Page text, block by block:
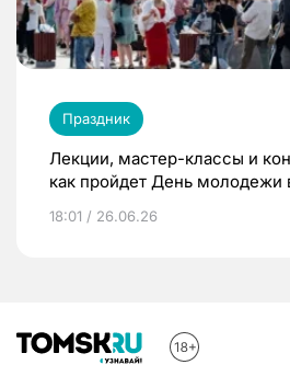
Праздник
Лекции, мастер-классы и
как пройдет День молодежи
18:01 / 26.06.26